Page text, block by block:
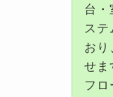
台・
ステ
おり
せま
フロ